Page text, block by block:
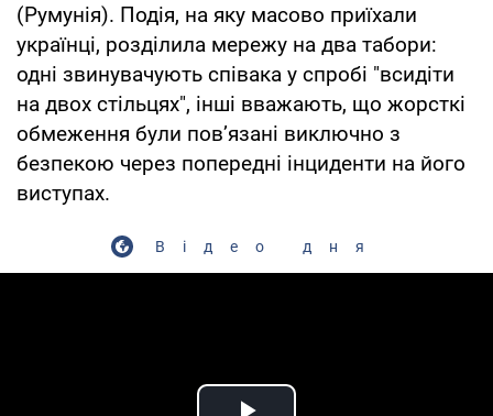
(Румунія). Подія, на яку масово приїхали
українці, розділила мережу на два табори:
одні звинувачують співака у спробі "всидіти
на двох стільцях", інші вважають, що жорсткі
обмеження були пов’язані виключно з
безпекою через попередні інциденти на його
виступах.
Відео дня